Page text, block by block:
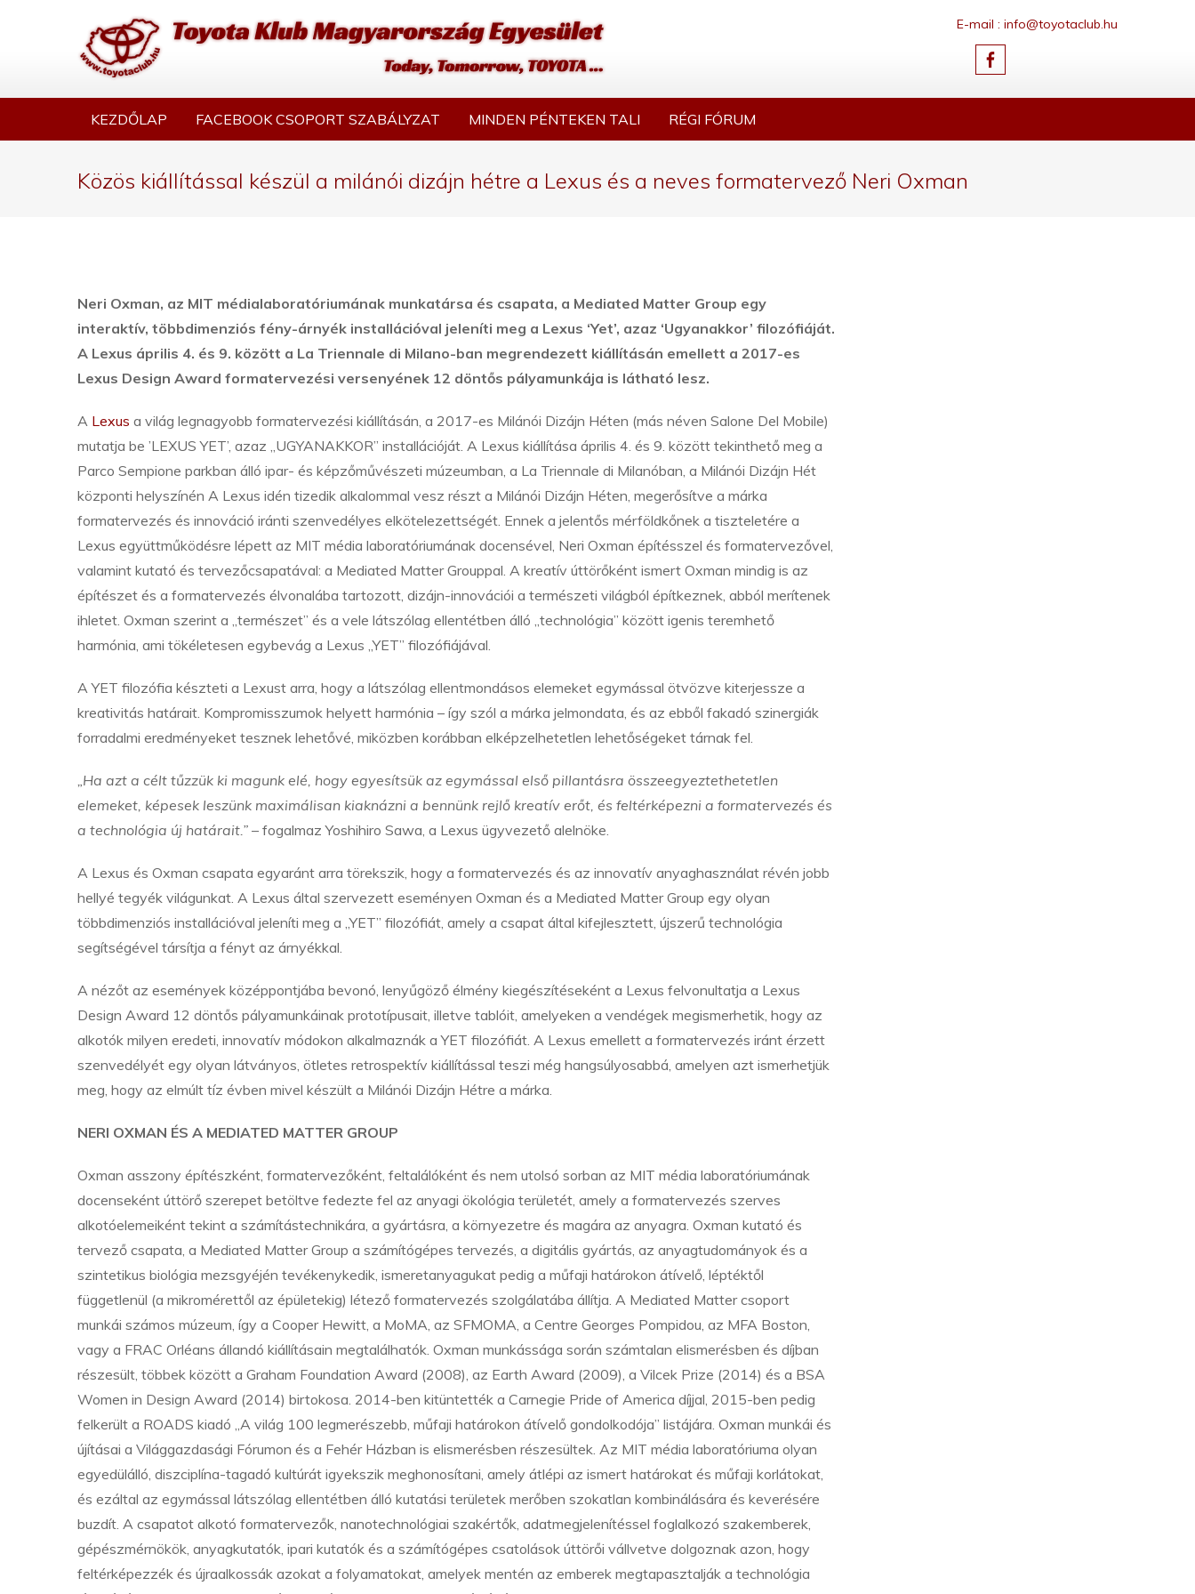
E-mail : info@toyotaclub.hu
KEZDŐLAP FACEBOOK CSOPORT SZABÁLYZAT MINDEN PÉNTEKEN TALI RÉGI FÓRUM
Közös kiállítással készül a milánói dizájn hétre a Lexus és a neves formatervező Neri Oxman
Neri Oxman, az MIT médialaboratóriumának munkatársa és csapata, a Mediated Matter Group egy
interaktív, többdimenziós fény-árnyék installációval jeleníti meg a Lexus ‘Yet’, azaz ‘Ugyanakkor’ filozófiáját.
A Lexus április 4. és 9. között a La Triennale di Milano-ban megrendezett kiállításán emellett a 2017-es
Lexus Design Award formatervezési versenyének 12 döntős pályamunkája is látható lesz.
A Lexus a világ legnagyobb formatervezési kiállításán, a 2017-es Milánói Dizájn Héten (más néven Salone Del Mobile)
mutatja be ’LEXUS YET’, azaz „UGYANAKKOR” installációját. A Lexus kiállítása április 4. és 9. között tekinthető meg a
Parco Sempione parkban álló ipar- és képzőművészeti múzeumban, a La Triennale di Milanóban, a Milánói Dizájn Hét
központi helyszínén A Lexus idén tizedik alkalommal vesz részt a Milánói Dizájn Héten, megerősítve a márka
formatervezés és innováció iránti szenvedélyes elkötelezettségét. Ennek a jelentős mérföldkőnek a tiszteletére a
Lexus együttműködésre lépett az MIT média laboratóriumának docensével, Neri Oxman építésszel és formatervezővel,
valamint kutató és tervezőcsapatával: a Mediated Matter Grouppal. A kreatív úttörőként ismert Oxman mindig is az
építészet és a formatervezés élvonalába tartozott, dizájn-innovációi a természeti világból építkeznek, abból merítenek
ihletet. Oxman szerint a „természet” és a vele látszólag ellentétben álló „technológia” között igenis teremhető
harmónia, ami tökéletesen egybevág a Lexus „YET” filozófiájával.
A YET filozófia készteti a Lexust arra, hogy a látszólag ellentmondásos elemeket egymással ötvözve kiterjessze a
kreativitás határait. Kompromisszumok helyett harmónia – így szól a márka jelmondata, és az ebből fakadó szinergiák
forradalmi eredményeket tesznek lehetővé, miközben korábban elképzelhetetlen lehetőségeket tárnak fel.
„Ha azt a célt tűzzük ki magunk elé, hogy egyesítsük az egymással első pillantásra összeegyeztethetetlen
elemeket, képesek leszünk maximálisan kiaknázni a bennünk rejlő kreatív erőt, és feltérképezni a formatervezés és
a technológia új határait.” – fogalmaz Yoshihiro Sawa, a Lexus ügyvezető alelnöke.
A Lexus és Oxman csapata egyaránt arra törekszik, hogy a formatervezés és az innovatív anyaghasználat révén jobb
hellyé tegyék világunkat. A Lexus által szervezett eseményen Oxman és a Mediated Matter Group egy olyan
többdimenziós installációval jeleníti meg a „YET” filozófiát, amely a csapat által kifejlesztett, újszerű technológia
segítségével társítja a fényt az árnyékkal.
A nézőt az események középpontjába bevonó, lenyűgöző élmény kiegészítéseként a Lexus felvonultatja a Lexus
Design Award 12 döntős pályamunkáinak prototípusait, illetve tablóit, amelyeken a vendégek megismerhetik, hogy az
alkotók milyen eredeti, innovatív módokon alkalmaznák a YET filozófiát. A Lexus emellett a formatervezés iránt érzett
szenvedélyét egy olyan látványos, ötletes retrospektív kiállítással teszi még hangsúlyosabbá, amelyen azt ismerhetjük
meg, hogy az elmúlt tíz évben mivel készült a Milánói Dizájn Hétre a márka.
NERI OXMAN ÉS A MEDIATED MATTER GROUP
Oxman asszony építészként, formatervezőként, feltalálóként és nem utolsó sorban az MIT média laboratóriumának
docenseként úttörő szerepet betöltve fedezte fel az anyagi ökológia területét, amely a formatervezés szerves
alkotóelemeiként tekint a számítástechnikára, a gyártásra, a környezetre és magára az anyagra. Oxman kutató és
tervező csapata, a Mediated Matter Group a számítógépes tervezés, a digitális gyártás, az anyagtudományok és a
szintetikus biológia mezsgyéjén tevékenykedik, ismeretanyagukat pedig a műfaji határokon átívelő, léptéktől
függetlenül (a mikromérettől az épületekig) létező formatervezés szolgálatába állítja. A Mediated Matter csoport
munkái számos múzeum, így a Cooper Hewitt, a MoMA, az SFMOMA, a Centre Georges Pompidou, az MFA Boston,
vagy a FRAC Orléans állandó kiállításain megtalálhatók. Oxman munkássága során számtalan elismerésben és díjban
részesült, többek között a Graham Foundation Award (2008), az Earth Award (2009), a Vilcek Prize (2014) és a BSA
Women in Design Award (2014) birtokosa. 2014-ben kitüntették a Carnegie Pride of America díjjal, 2015-ben pedig
felkerült a ROADS kiadó „A világ 100 legmerészebb, műfaji határokon átívelő gondolkodója” listájára. Oxman munkái és
újításai a Világgazdasági Fórumon és a Fehér Házban is elismerésben részesültek. Az MIT média laboratóriuma olyan
egyedülálló, diszciplína-tagadó kultúrát igyekszik meghonosítani, amely átlépi az ismert határokat és műfaji korlátokat,
és ezáltal az egymással látszólag ellentétben álló kutatási területek merőben szokatlan kombinálására és keverésére
buzdít. A csapatot alkotó formatervezők, nanotechnológiai szakértők, adatmegjelenítéssel foglalkozó szakemberek,
gépészmérnökök, anyagkutatók, ipari kutatók és a számítógépes csatolások úttörői vállvetve dolgoznak azon, hogy
feltérképezzék és újraalkossák azokat a folyamatokat, amelyek mentén az emberek megtapasztalják a technológia